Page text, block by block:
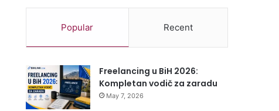
Popular Recent
Freelancing u BiH 2026:
Kompletan vodič za zaradu
May 7, 2026